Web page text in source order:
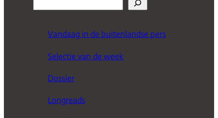
Vandaag in de buitenlandse pers
Selectie van de week
Dossier
Longreads